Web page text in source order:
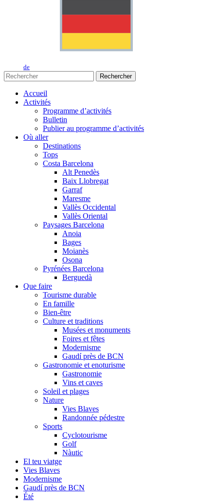
de
Rechercher
Accueil
Activités
Programme d’activités
Bulletin
Publier au programme d’activités
Où aller
Destinations
Tops
Costa Barcelona
Alt Penedès
Baix Llobregat
Garraf
Maresme
Vallès Occidental
Vallès Oriental
Paysages Barcelona
Anoia
Bages
Moianès
Osona
Pyrénées Barcelona
Berguedà
Que faire
Tourisme durable
En famille
Bien-être
Culture et traditions
Musées et monuments
Foires et fêtes
Modernisme
Gaudí près de BCN
Gastronomie et enoturisme
Gastronomie
Vins et caves
Soleil et plages
Nature
Vies Blaves
Randonnée pédestre
Sports
Cyclotourisme
Golf
Nàutic
El teu viatge
Vies Blaves
Modernisme
Gaudí près de BCN
Été